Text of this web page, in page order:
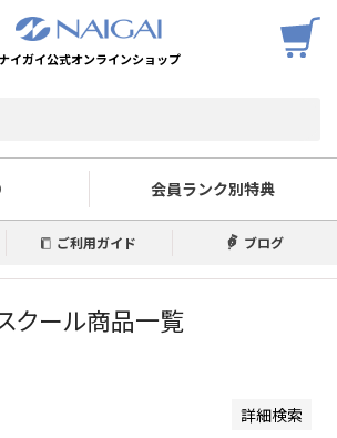
ナイガイ公式オンラインショップ
会員ランク別特典
ご利用ガイド ブログ
クール商品一覧
詳細検索
ヒット順